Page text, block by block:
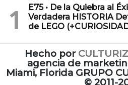
E75 • De la Quiebra al
Verdadera HISTORIA
de LEGO
Hecho por
agencia de
Miami, Florida GRUPO
© 2011-